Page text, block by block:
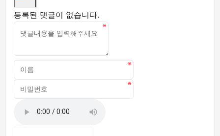
등록된 댓글이 없습니다.